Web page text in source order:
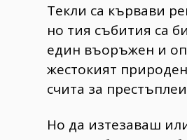
Текли са кървави
но тия събития са
един въоръжен и
жестокият природен
счита за
Но да изтезаваш